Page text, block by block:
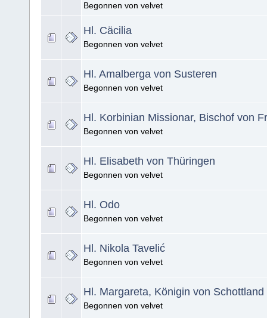
Begonnen von velvet
Hl. Cäcilia
Begonnen von velvet
Hl. Amalberga von Susteren
Begonnen von velvet
Hl. Korbinian Missionar, Bischof von
Begonnen von velvet
Hl. Elisabeth von Thüringen
Begonnen von velvet
Hl. Odo
Begonnen von velvet
Hl. Nikola Tavelić
Begonnen von velvet
Hl. Margareta, Königin von Schottland
Begonnen von velvet